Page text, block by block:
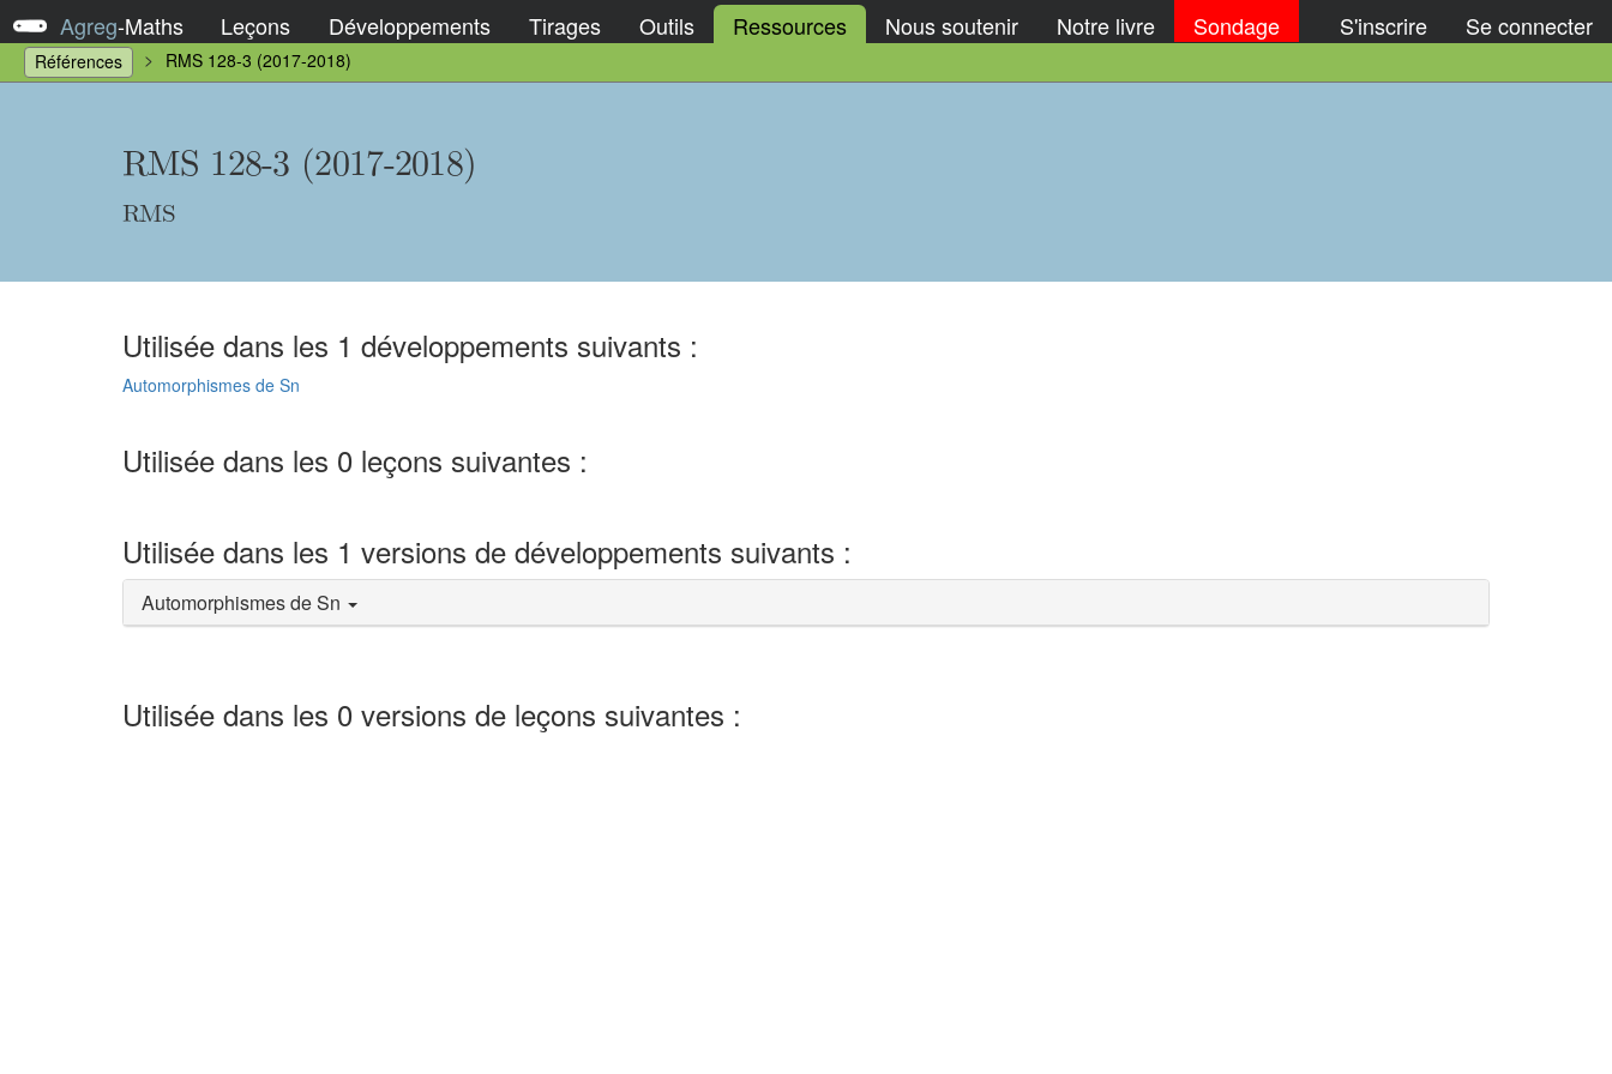
Agreg-Maths Leçons Développements Tirages Outils Ressources Nous soutenir Notre livre Sondage S'inscrire Se connecter
Références RMS 128-3 (2017-2018)
RMS 128-3 (2017-2018)
RMS
Utilisée dans les 1 développements suivants :
Automorphismes de Sn
Utilisée dans les 0 leçons suivantes :
Utilisée dans les 1 versions de développements suivants :
Automorphismes de Sn
Utilisée dans les 0 versions de leçons suivantes :